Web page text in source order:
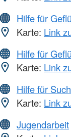
Hilfe für
Karte: Link
Hilfe für
Karte: Link
Hilfe für
Karte: Link
Jugendarbeit